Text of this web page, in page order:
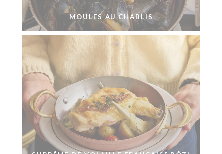
MOULES AU CHABLIS